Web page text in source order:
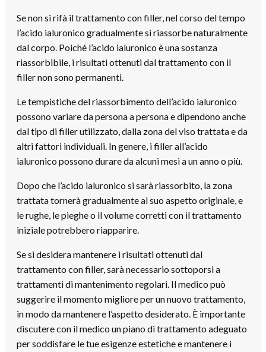
Se non si rifà il trattamento con filler, nel corso del tempo
l’acido ialuronico gradualmente si riassorbe naturalmente
dal corpo. Poiché l’acido ialuronico è una sostanza
riassorbibile, i risultati ottenuti dal trattamento con il
filler non sono permanenti.
Le tempistiche del riassorbimento dell’acido ialuronico
possono variare da persona a persona e dipendono anche
dal tipo di filler utilizzato, dalla zona del viso trattata e da
altri fattori individuali. In genere, i filler all’acido
ialuronico possono durare da alcuni mesi a un anno o più.
Dopo che l’acido ialuronico si sarà riassorbito, la zona
trattata tornerà gradualmente al suo aspetto originale, e
le rughe, le pieghe o il volume corretti con il trattamento
iniziale potrebbero riapparire.
Se si desidera mantenere i risultati ottenuti dal
trattamento con filler, sarà necessario sottoporsi a
trattamenti di mantenimento regolari. Il medico può
suggerire il momento migliore per un nuovo trattamento,
in modo da mantenere l’aspetto desiderato. È importante
discutere con il medico un piano di trattamento adeguato
per soddisfare le tue esigenze estetiche e mantenere i